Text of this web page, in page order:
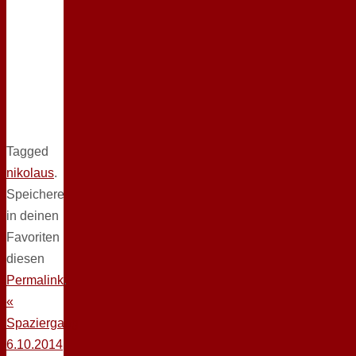
Tagged
nikolaus.
Speichere
in deinen
Favoriten
diesen
Permalink.
«
Spaziergang
6.10.2014